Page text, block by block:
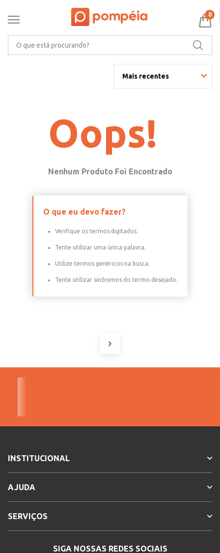
0
Mais recentes
Oops!
O que eu devo fazer?
Verifique os termos digitados.
Tente utilizar uma única palavra.
Utilize termos genéricos na busca.
Tente utilizar sinônimos do termo desejado.
INSTITUCIONAL
AJUDA
SERVIÇOS
SIGA NOSSAS REDES SOCIAIS